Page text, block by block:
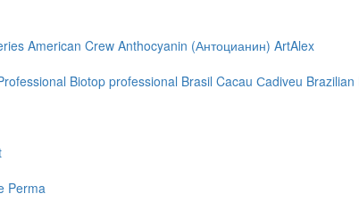
American Crew Anthocyanin (Антоцианин) ArtAlex
Biotop professional Brasil Cacau Сadiveu Brazilian
Perma